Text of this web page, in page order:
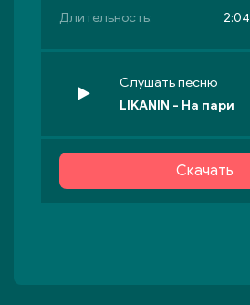
Длительность:
2:04
Слушать песню
LIKANIN - На пари
Скачать